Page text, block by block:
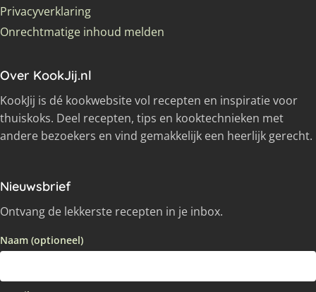
Privacyverklaring
Onrechtmatige inhoud melden
Over KookJij.nl
KookJij is dé kookwebsite vol recepten en inspiratie voor
thuiskoks. Deel recepten, tips en kooktechnieken met
andere bezoekers en vind gemakkelijk een heerlijk gerecht.
Nieuwsbrief
Ontvang de lekkerste recepten in je inbox.
Naam (optioneel)